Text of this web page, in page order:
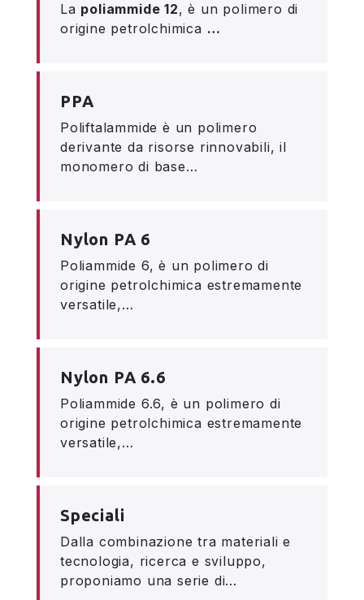
La poliammide 12, è un polimero di
origine petrolchimica …
PPA
Poliftalammide è un polimero
derivante da risorse rinnovabili, il
monomero di base…
Nylon PA 6
Poliammide 6, è un polimero di
origine petrolchimica estremamente
versatile,…
Nylon PA 6.6
Poliammide 6.6, è un polimero di
origine petrolchimica estremamente
versatile,…
Speciali
Dalla combinazione tra materiali e
tecnologia, ricerca e sviluppo,
proponiamo una serie di…